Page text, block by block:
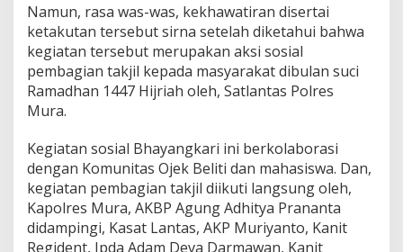
B
e
s
a
m
m
u
n
t
a
Namun, rasa was-was, kekhawatiran disertai
ketakutan tersebut sirna setelah diketahui bahwa
kegiatan tersebut merupakan aksi sosial
pembagian takjil kepada masyarakat dibulan suci
Ramadhan 1447 Hijriah oleh, Satlantas Polres
Mura.
Kegiatan sosial Bhayangkari ini berkolaborasi
dengan Komunitas Ojek Beliti dan mahasiswa. Dan,
kegiatan pembagian takjil diikuti langsung oleh,
Kapolres Mura, AKBP Agung Adhitya Prananta
didampingi, Kasat Lantas, AKP Muriyanto, Kanit
Regident, Ipda Adam Deva Darmawan, Kanit